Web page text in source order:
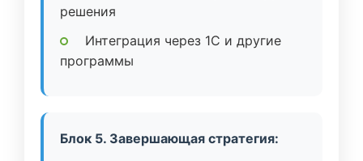
решения
Интеграция через 1C и другие
программы
Блок 5. Завершающая стратегия: